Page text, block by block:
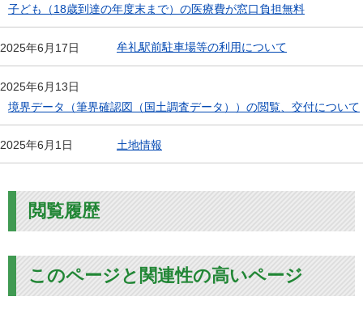
子ども（18歳到達の年度末まで）の医療費が窓口負担無料
2025年6月17日 牟礼駅前駐車場等の利用について
2025年6月13日
境界データ（筆界確認図（国土調査データ））の閲覧、交付について
2025年6月1日 土地情報
閲覧履歴
このページと関連性の高いページ